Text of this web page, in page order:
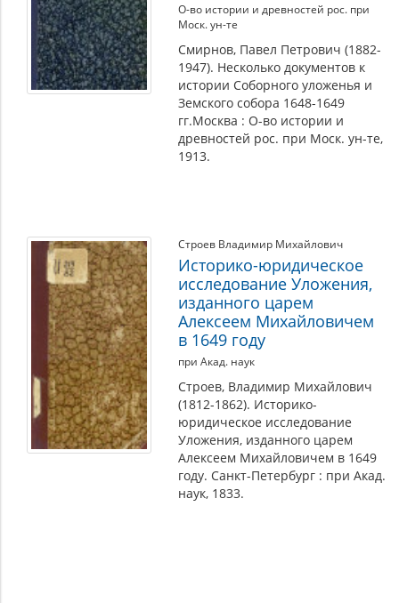
О-во истории и древностей рос. при
Моск. ун-те
Смирнов, Павел Петрович (1882-
1947). Несколько документов к
истории Соборного уложенья и
Земского собора 1648-1649
гг.Москва : О-во истории и
древностей рос. при Моск. ун-те,
1913.
Строев Владимир Михайлович
Историко-юридическое
исследование Уложения,
изданного царем
Алексеем Михайловичем
в 1649 году
при Акад. наук
Строев, Владимир Михайлович
(1812-1862). Историко-
юридическое исследование
Уложения, изданного царем
Алексеем Михайловичем в 1649
году. Санкт-Петербург : при Акад.
наук, 1833.